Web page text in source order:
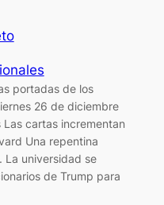
portadas de los
26 de diciembre
cartas incrementan
Una repentina
La universidad se
de Trump para